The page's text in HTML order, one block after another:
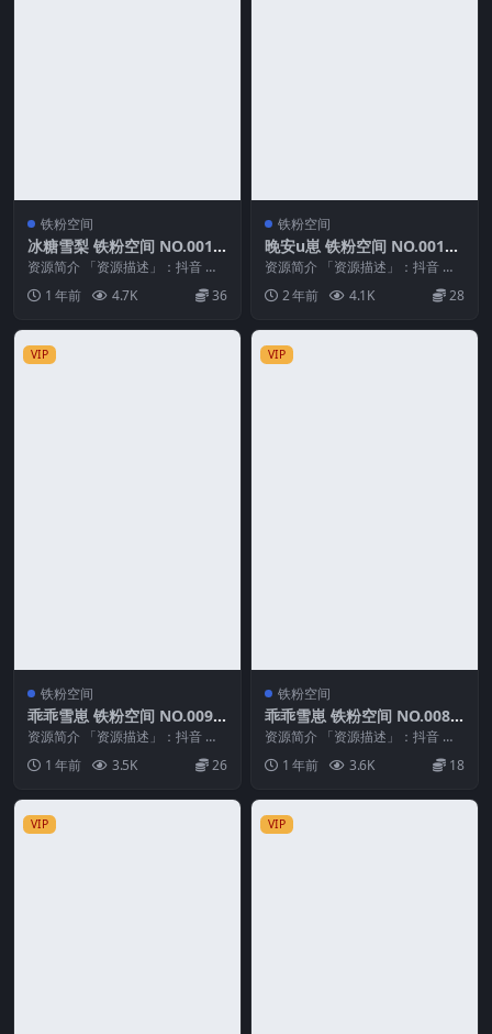
铁粉空间
冰糖雪梨 铁粉空间 NO.001
期 最新至：2025.4.18
资源简介 「资源描述」：抖音 冰
糖雪梨 铁粉空间 NO.001期 【8P1
5V】...1 年前 4.7K 36
铁粉空间
晚安u崽 铁粉空间 NO.001期
最新至：2024.9.28
资源简介 「资源描述」：抖音 晚
安u崽 铁粉空间 NO.001期 【20
V】最新...
2 年前 4.1K 28
VIP
铁粉空间
乖乖雪崽 铁粉空间 NO.009
期 最新至：2025.5.13
资源简介 「资源描述」：抖音 乖
乖雪崽 铁粉空间 NO.009期 【9
P】最新至...
1 年前 3.5K 26
VIP
铁粉空间
乖乖雪崽 铁粉空间 NO.008
期 最新至：2025.2.25
资源简介 「资源描述」：抖音 乖
乖雪崽 铁粉空间 NO.008期 【12P
1V】...1 年前 3.6K 18
VIP VIP